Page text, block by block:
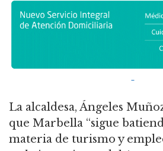
La alcaldesa, Ángeles
que Marbella “sigue
materia de turismo y